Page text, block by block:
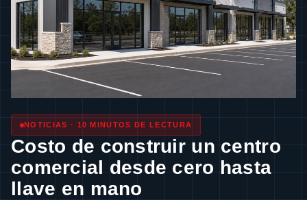
NOTICIAS · 10 MINUTOS DE LECTURA
Costo de construir un centro
comercial desde cero hasta
llave en mano